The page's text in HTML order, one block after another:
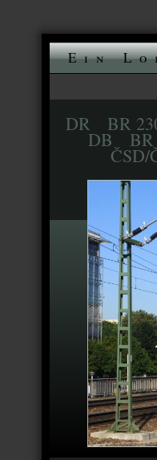
Ein
DR BR
DB BR
ČSD/